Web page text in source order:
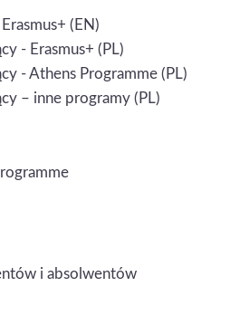
(EN)
- Erasmus+ (PL)
- Athens Programme (PL)
– inne programy (PL)
i absolwentów